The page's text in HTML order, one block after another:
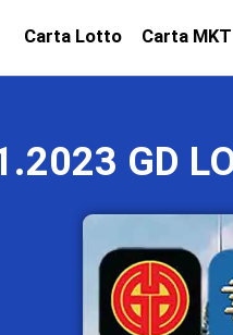
Carta Lotto Carta MKT
GD